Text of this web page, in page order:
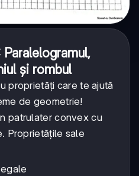
și rombul
proprietăți care te ajută
de geometrie!
patrulater convex cu
Proprietățile sale